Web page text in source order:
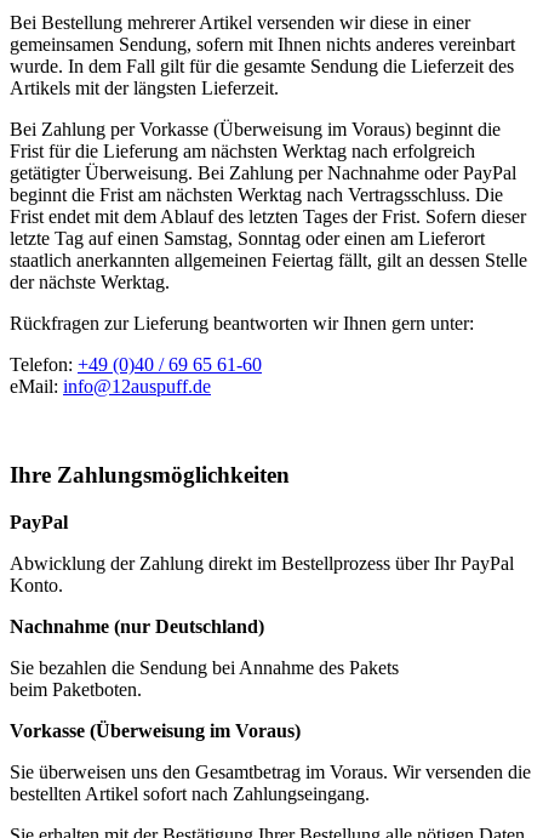
Bei Bestellung mehrerer Artikel versenden wir diese in einer
gemeinsamen Sendung, sofern mit Ihnen nichts anderes vereinbart
wurde. In dem Fall gilt für die gesamte Sendung die Lieferzeit des
Artikels mit der längsten Lieferzeit.
Bei Zahlung per Vorkasse (Überweisung im Voraus) beginnt die
Frist für die Lieferung am nächsten Werktag nach erfolgreich
getätigter Überweisung. Bei Zahlung per Nachnahme oder PayPal
beginnt die Frist am nächsten Werktag nach Vertragsschluss. Die
Frist endet mit dem Ablauf des letzten Tages der Frist. Sofern dieser
letzte Tag auf einen Samstag, Sonntag oder einen am Lieferort
staatlich anerkannten allgemeinen Feiertag fällt, gilt an dessen Stelle
der nächste Werktag.
Rückfragen zur Lieferung beantworten wir Ihnen gern unter:
Telefon: +49 (0)40 / 69 65 61-60
eMail: info@12auspuff.de
Ihre Zahlungsmöglichkeiten
PayPal
Abwicklung der Zahlung direkt im Bestellprozess über Ihr PayPal
Konto.
Nachnahme (nur Deutschland)
Sie bezahlen die Sendung bei Annahme des Pakets
beim Paketboten.
Vorkasse (Überweisung im Voraus)
Sie überweisen uns den Gesamtbetrag im Voraus. Wir versenden die
bestellten Artikel sofort nach Zahlungseingang.